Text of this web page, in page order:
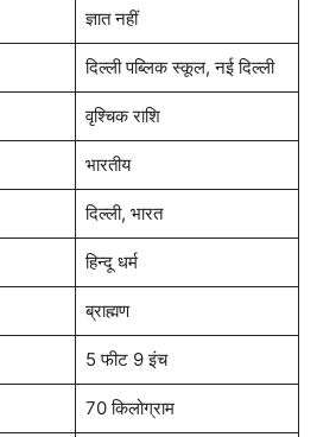
ज्ञात नहीं
दिल्ली पब्लिक स्कूल, नई दिल्ली
वृश्चिक राशि
भारतीय
दिल्ली, भारत
हिन्दू धर्म
ब्राह्मण
5 फीट 9 इंच
70 किलोग्राम